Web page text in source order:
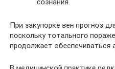
сознания.
При закупорке вен прогноз
поскольку тотального
продолжает обеспечиваться